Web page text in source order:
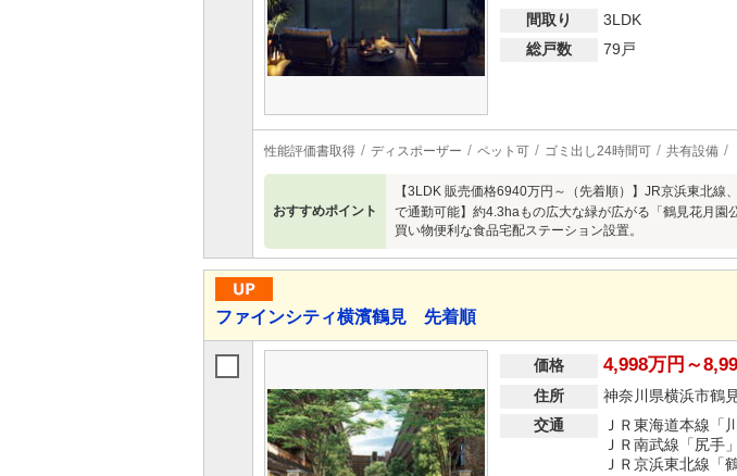
間取り
3LDK
総戸数 79戸
性能評価書取得 ディスポーザー ペット可 ゴミ出し24時間可 共有設備
おすすめポイント
【3LDK 販売価格6940万円～（先着順）】JR京浜東北
で通勤可能】約4.3haもの広大な緑が広がる「鶴見花月園
買い物便利な食品宅配ステーション設置。
ファインシティ横濱鶴見 先着順
価格 4,998万円～
住所
神奈川県横浜市鶴
交通
ＪＲ東海道本線「
ＪＲ南武線「尻手
ＪＲ京浜東北線「